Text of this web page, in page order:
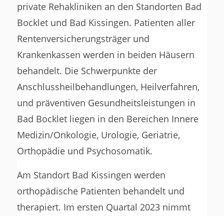
private Rehakliniken an den Standorten Bad
Bocklet und Bad Kissingen. Patienten aller
Rentenversicherungsträger und
Krankenkassen werden in beiden Häusern
behandelt. Die Schwerpunkte der
Anschlussheilbehandlungen, Heilverfahren,
und präventiven Gesundheitsleistungen in
Bad Bocklet liegen in den Bereichen Innere
Medizin/Onkologie, Urologie, Geriatrie,
Orthopädie und Psychosomatik.
Am Standort Bad Kissingen werden
orthopädische Patienten behandelt und
therapiert. Im ersten Quartal 2023 nimmt